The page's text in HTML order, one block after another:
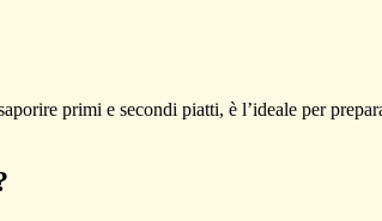
primi e secondi piatti, è l’ideale per